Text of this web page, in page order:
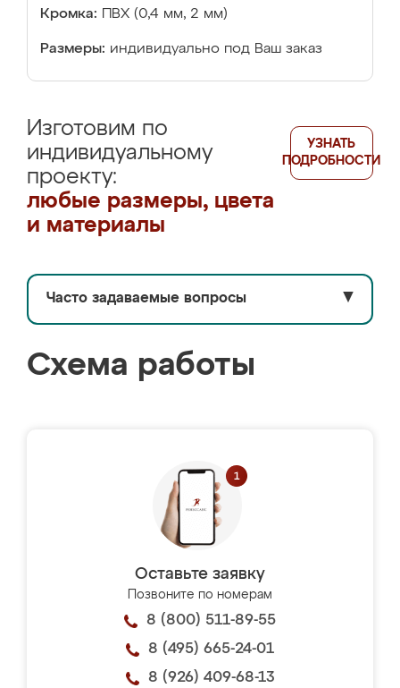
Кромка: ПВХ (0,4 мм, 2 мм)
Размеры: индивидуально под Ваш заказ
Изготовим по
индивидуальному
проекту:
любые размеры, цвета
и материалы
УЗНАТЬ
ПОДРОБНОСТИ
Часто задаваемые вопросы ▼
Схема работы
Оставьте заявку
Позвоните по номерам
8 (800) 511-89-55
8 (495) 665-24-01
8 (926) 409-68-13